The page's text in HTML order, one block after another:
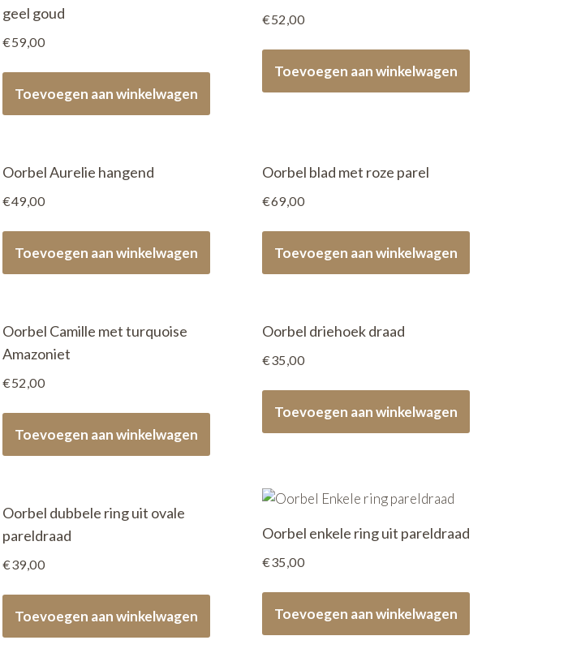
geel goud
€59,00
Toevoegen aan winkelwagen
€52,00
Toevoegen aan winkelwagen
Oorbel Aurelie hangend
€49,00
Toevoegen aan winkelwagen
Oorbel blad met roze parel
€69,00
Toevoegen aan winkelwagen
Oorbel Camille met turquoise
Amazoniet
€52,00
Toevoegen aan winkelwagen
Oorbel driehoek draad
€35,00
Toevoegen aan winkelwagen
Oorbel dubbele ring uit ovale
pareldraad
€39,00
Toevoegen aan winkelwagen
Oorbel enkele ring uit pareldraad
€35,00
Toevoegen aan winkelwagen